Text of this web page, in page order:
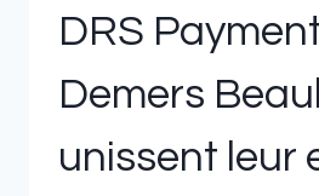
DRS
Demers
unissent leur